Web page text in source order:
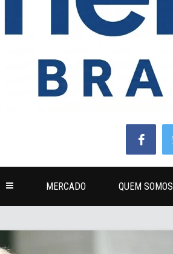
MERCADO QUEM SOMOS